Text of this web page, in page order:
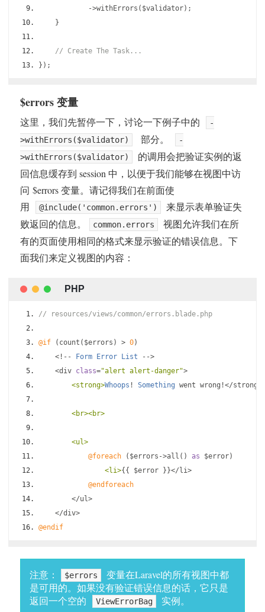
->withErrors ( $validator);
}
// Create The Task...
});
$errors 变量
这里，我们先暂停一下，讨论一下例子中的
-
>withErrors($validator)
部分。
-
>withErrors($validator)
的调用会把验证实例的返
回信息缓存到 session 中，以便于我们能够在视图中访
问 $errors 变量。请记得我们在前面使
用
@include('common.errors')
来显示表单验证失
败返回的信息。
common.errors
视图允许我们在所
有的页面使用相同的格式来显示验证的错误信息。下
面我们来定义视图的内容：
// resources/views/common/errors.blade.php
@if ( count ( $errors ) > 0)
<!--
Form Error List
-->
<div class="alert alert-danger">
<strong>Whoops ! Something went wrong !</strong
<br><br>
<ul>
@foreach
( $errors ->all () as $error)
<li>{{ $error }}</ li>
@endforeach
</ul>
</div>
@endif
注意： $errors
变量在Laravel的所有视图中都
是可用的。如果没有验证错误信息的话，它只是
返回一个空的
ViewErrorBag 实例。